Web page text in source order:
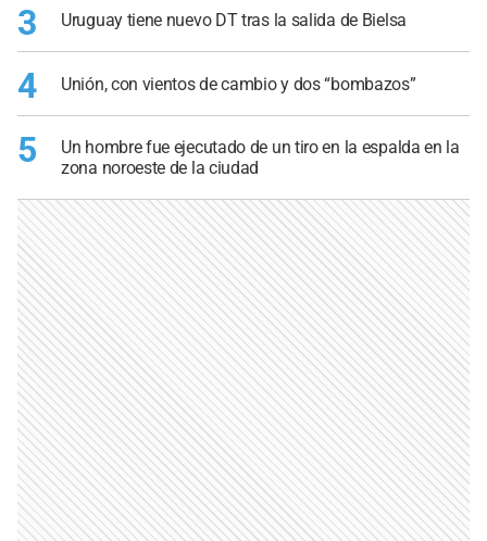
3 Uruguay tiene nuevo DT tras la salida de Bielsa
4 Unión, con vientos de cambio y dos “bombazos”
5
Un hombre fue ejecutado de un tiro en la espalda en la
zona noroeste de la ciudad